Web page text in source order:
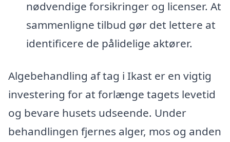
nødvendige forsikringer og licenser. At
sammenligne tilbud gør det lettere at
identificere de pålidelige aktører.
Algebehandling af tag i Ikast er en vigtig
investering for at forlænge tagets levetid
og bevare husets udseende. Under
behandlingen fjernes alger, mos og anden